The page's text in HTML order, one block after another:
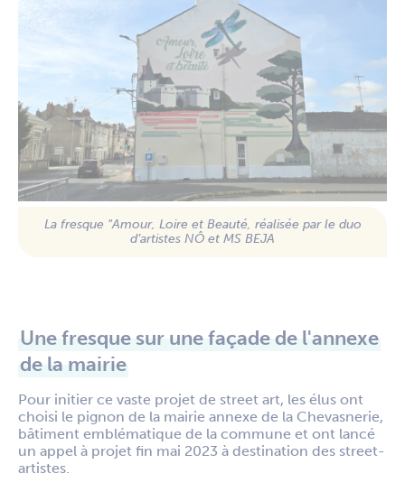
La fresque "Amour, Loire et Beauté, réalisée par le duo
d’artistes NÔ et MS BEJA
Une fresque sur une façade de l'annexe
de la mairie
Pour initier ce vaste projet de street art, les élus ont
choisi le pignon de la mairie annexe de la Chevasnerie,
bâtiment emblématique de la commune et ont lancé
un appel à projet fin mai 2023 à destination des street-
artistes.